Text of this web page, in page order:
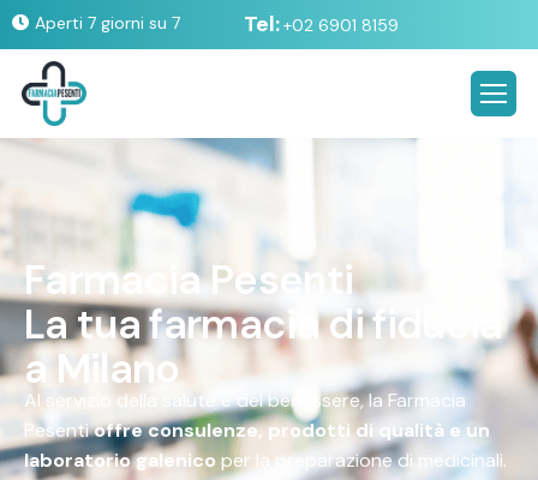
Aperti 7 giorni su 7 Tel:+02 6901 8159
Farma aPes en ti
Latuafarmaciadifid uc ia
a Mi ano
Al servizio della salute e del benessere, la Farmacia
Pesentioffre consulenze, prodotti di qualità e un
laboratorio galenicoper la preparazione di medicinali.